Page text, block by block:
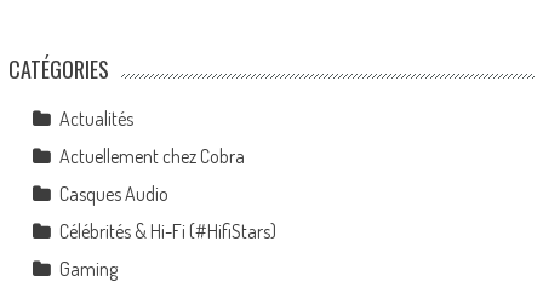
CATÉGORIES
Actualités
Actuellement chez Cobra
Casques Audio
Célébrités & Hi-Fi (#HifiStars)
Gaming